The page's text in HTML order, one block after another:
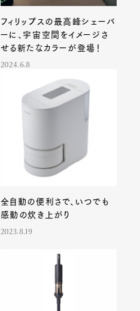
フィリップスの最高峰シェーバ
ーに、宇宙空間をイメージさ
せる新たなカラーが登場！
2024.6.8
全自動の便利さで、いつでも
感動の炊き上がり
2023.8.19